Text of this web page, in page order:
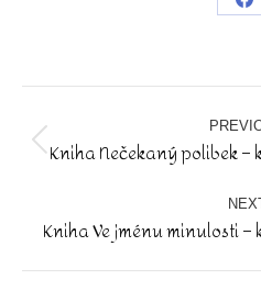
Post
navigation
Kniha Nečekaný polibek
Kniha Ve jménu minulosti